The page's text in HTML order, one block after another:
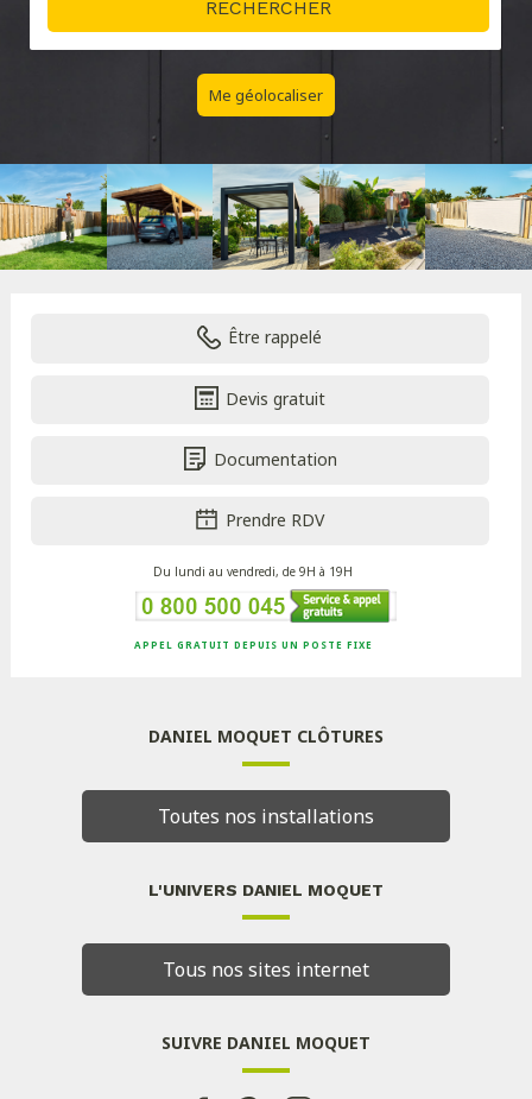
Me géolocaliser
Être rappelé
Devis gratuit
Documentation
Prendre RDV
Du lundi au vendredi, de 9H à 19H
APPEL GRATUIT DEPUIS UN POSTE FIXE
DANIEL MOQUET CLÔTURES
Toutes nos installations
L'UNIVERS DANIEL MOQUET
Tous nos sites internet
SUIVRE DANIEL MOQUET